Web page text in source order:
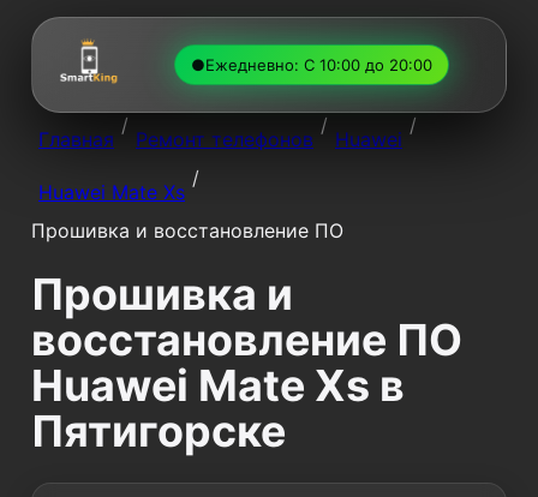
●Ежедневно: С 10:00 до 20:00
Главная
/
Ремонт телефонов
/
Huawei
/
Huawei Mate Xs
/
Прошивка и восстановление ПО
Прошивка и
восстановление ПО
Huawei Mate Xs в
Пятигорске